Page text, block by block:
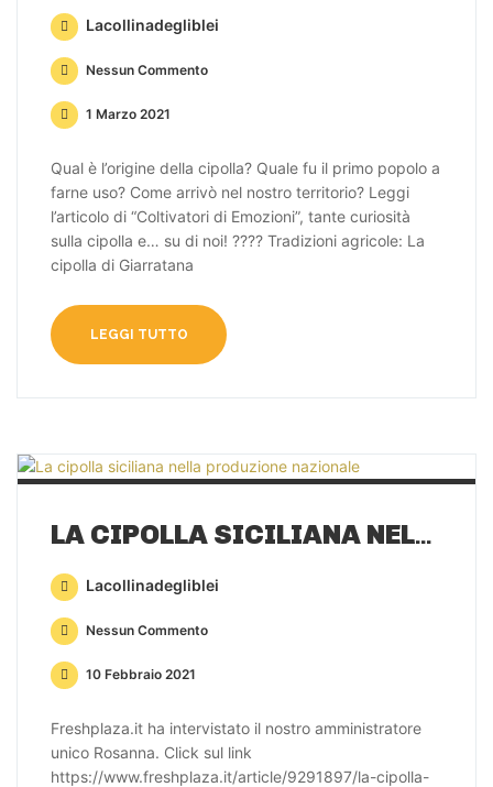
Lacollinadegliblei
Nessun Commento
1 Marzo 2021
Qual è l’origine della cipolla? Quale fu il primo popolo a
farne uso? Come arrivò nel nostro territorio? Leggi
l’articolo di “Coltivatori di Emozioni”, tante curiosità
sulla cipolla e… su di noi! ???? Tradizioni agricole: La
cipolla di Giarratana
LEGGI TUTTO
LA CIPOLLA SICILIANA NELLA PRODUZIONE NAZIONALE
Lacollinadegliblei
Nessun Commento
10 Febbraio 2021
Freshplaza.it ha intervistato il nostro amministratore
unico Rosanna. Click sul link
https://www.freshplaza.it/article/9291897/la-cipolla-